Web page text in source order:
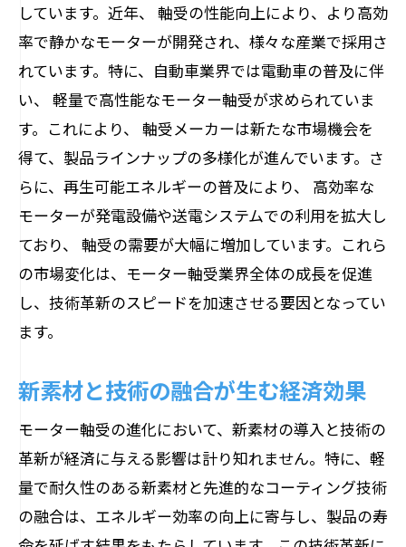
環境負荷を軽減する革新技術
持続可能な産業を支えるモーター軸受
リサイクル可能な素材の採用
省エネ技術によるエコ社会の実現
持続可能な生産システムの構築
環境と経済を両立する技術戦略
モーターのエネルギー効率を劇的に改善する
最新技術
エネルギー効率を最大化する革新技術
省エネルギー化の鍵を握る新素材
効率的なエネルギー管理システムの開発
持続可能なエネルギー利用の促進
効率向上がもたらすコスト削減効果
産業プロセスの効率性を高めるモーター軸受
の役割
プロセス効率を向上させる軸受技術
しています。近年、 軸受の性能向上により、より高効
率で静かなモーターが開発され、様々な産業で採用さ
れています。特に、自動車業界では電動車の普及に伴
い、 軽量で高性能なモーター軸受が求められていま
す。これにより、 軸受メーカーは新たな市場機会を
得て、製品ラインナップの多様化が進んでいます。さ
らに、再生可能エネルギーの普及により、 高効率な
モーターが発電設備や送電システムでの利用を拡大し
ており、 軸受の需要が大幅に増加しています。これら
の市場変化は、モーター軸受業界全体の成長を促進
し、技術革新のスピードを加速させる要因となってい
ます。
新素材と技術の融合が生む経済効果
モーター軸受の進化において、新素材の導入と技術の
革新が経済に与える影響は計り知れません。特に、軽
量で耐久性のある新素材と先進的なコーティング技術
の融合は、エネルギー効率の向上に寄与し、製品の寿